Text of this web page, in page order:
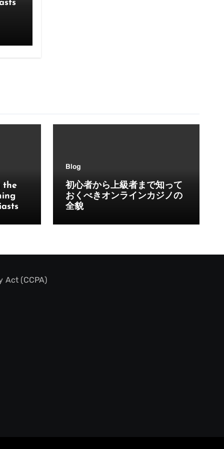
the
Blog
初心者から上級者まで知って
おくべきオンラインカジノの
全貌
Act (CCPA)